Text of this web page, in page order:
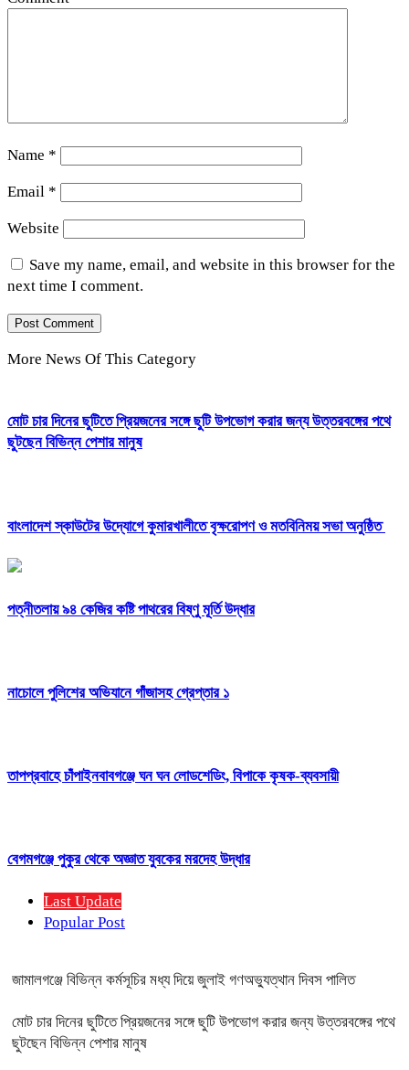
Name *
Email *
Website
Save my name, email, and website in this browser for the
next time I comment.
More News Of This Category
মোট চার দিনের ছুটিতে প্রিয়জনের সঙ্গে ছুটি উপভোগ করার জন্য উত্তরবঙ্গের পথে
ছুটছেন বিভিন্ন পেশার মানুষ
বাংলাদেশ স্কাউটের উদ্যোগে কুমারখালীতে বৃক্ষরোপণ ও মতবিনিময় সভা অনুষ্ঠিত
পত্নীতলায় ৯৪ কেজির কষ্টি পাথরের বিষ্ণু মূর্তি উদ্ধার
নাচোলে পুলিশের অভিযানে গাঁজাসহ গ্রেপ্তার ১
তাপপ্রবাহে চাঁপাইনবাবগঞ্জে ঘন ঘন লোডশেডিং, বিপাকে কৃষক-ব্যবসায়ী
বেগমগঞ্জে পুকুর থেকে অজ্ঞাত যুবকের মরদেহ উদ্ধার
Last Update
Popular Post
জামালগঞ্জে বিভিন্ন কর্মসূচির মধ্য দিয়ে জুলাই গণঅভ্যুত্থান দিবস পালিত
মোট চার দিনের ছুটিতে প্রিয়জনের সঙ্গে ছুটি উপভোগ করার জন্য উত্তরবঙ্গের পথে
ছুটছেন বিভিন্ন পেশার মানুষ